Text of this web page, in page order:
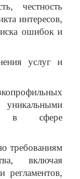
честность
интересов,
ошибок и
услуг и
в сфере
требованиям
включая
регламентов,